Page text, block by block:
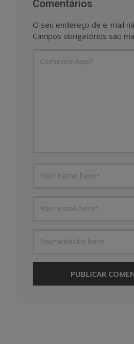
Comentários
O seu endereço de e-mail
Campos obrigatórios são